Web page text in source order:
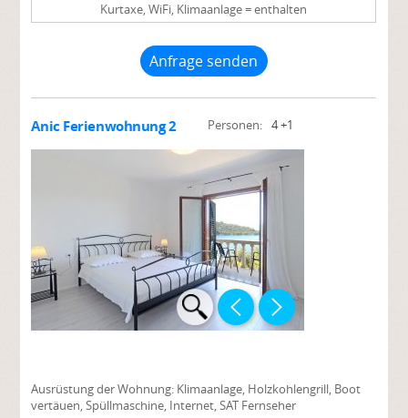
Kurtaxe, WiFi, Klimaanlage = enthalten
Anfrage senden
Anic Ferienwohnung 2 Personen: 4 +1
Ausrüstung der Wohnung: Klimaanlage, Holzkohlengrill, Boot
vertäuen, Spüllmaschine, Internet, SAT Fernseher